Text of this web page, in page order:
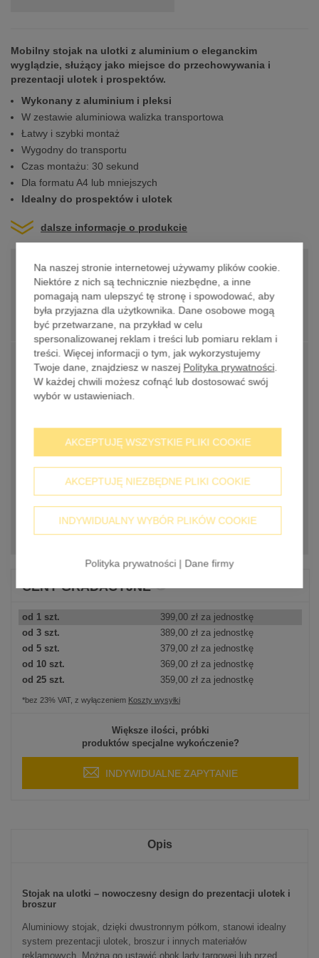
Na naszej stronie internetowej używamy plików cookie.
Niektóre z nich są technicznie niezbędne, a inne
pomagają nam ulepszyć tę stronę i spowodować, aby
była przyjazna dla użytkownika. Dane osobowe mogą
być przetwarzane, na przykład w celu
spersonalizowanej reklam i treści lub pomiaru reklam i
treści. Więcej informacji o tym, jak wykorzystujemy
Twoje dane, znajdziesz w naszej Polityka prywatności
W każdej chwili możesz cofnąć lub dostosować swój
wybór w ustawieniach.
AKCEPTUJĘ WSZYSTKIE PLIKI COOKIE
INDYWIDUALNY WYBÓR PLIKÓW COOKIE
AKCEPTUJĘ NIEZBĘDNE PLIKI COOKIE
Polityka prywatności | Dane firmy
Mobilny stojak na ulotki z aluminium o eleganckim
wyglądzie, służący jako miejsce do przechowywania i
prezentacji ulotek i prospektów.
Wykonany z aluminium i pleksi
W zestawie aluminiowa walizka transportowa
Łatwy i szybki montaż
Wygodny do transportu
Czas montażu: 30 sekund
Dla formatu A4 lub mniejszych
Idealny do prospektów i ulotek
dalsze informacje o produkcie
CENA PODSTAWOWA 399,00 zł
CENA ZA JEDNOSTKĘ 399,00 zł
Ilość
SUMA CZĘŚCIOWA BEZ PODATKU 399,00 zł
SUMA CZĘŚCIOWA Z PODATKIEM
w tym 23% podatku VAT, z wyłączeniemKoszty wysyłki
DODAJ DO KOSZYKA
CENY GRADACYJNE
od 1 szt. 399,00 zł za jednostkę
od 3 szt.
389,00 zł za jednostkę
od 5 szt.
379,00 zł za jednostkę
od 10 szt.
369,00 zł za jednostkę
od 25 szt.
359,00 zł za jednostkę
*bez 23% VAT, z wyłączeniem Koszty wysyłki
Większe ilości, próbki
produktów specjalne wykończenie?
INDYWIDUALNE ZAPYTANIE
Opis
Stojak na ulotki – nowoczesny design do prezentacji ulotek i
broszur
Aluminiowy stojak, dzięki dwustronnym półkom, stanowi idealny
system prezentacji ulotek, broszur i innych materiałów
reklamowych. Można go ustawić obok lady targowej lub przed